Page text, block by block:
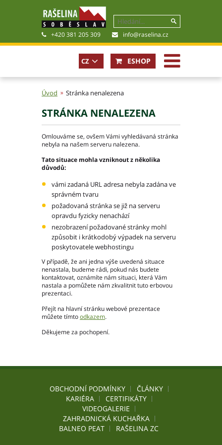
+420 381 205 309 info@raselina.cz
Historie, současnost
Politika společnosti
Obchodní podmínky
Poradna
Soubory ke stažení
Ochrana osobních údajů – GDPR
Středočeský kraj
Plzeňský kraj
Královéhradecký kraj
Jihomoravský kraj
Olomoucký kraj
CZ
EN
ESHOP
Úvod Stránka nenalezena
STRÁNKA NENALEZENA
Omlouváme se, ovšem Vámi vyhledávaná stránka
nebyla na našem serveru nalezena.
Tato situace mohla vzniknout z několika
důvodů:
vámi zadaná URL adresa nebyla zadána ve
správném tvaru
požadovaná stránka se již na serveru
opravdu fyzicky nenachází
nezobrazení požadované stránky mohl
způsobit i krátkodobý výpadek na serveru
poskytovatele webhostingu
V případě, že ani jedna výše uvedená situace
nenastala, budeme rádi, pokud nás budete
kontaktovat, oznámíte nám situaci, která Vám
nastala a pomůžete nám zkvalitnit tuto erbovou
prezentaci.
Přejít na hlavní stránku webové prezentace
můžete tímtoodkazem.
Děkujeme za pochopení.
OBCHODNÍ PODMÍNKY
ČLÁNKY
KARIÉRA
CERTIFIKÁTY
VIDEOGALERIE
ZAHRADNICKÁ KUCHAŘKA
BALNEO PEAT
RAŠELINA ZC